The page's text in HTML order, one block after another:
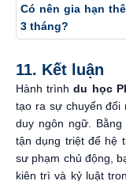
Có nên gia hạn
3 tháng?
11. Kết luận
Hành trìnhdu học
tạo ra sự chuyển
duy ngôn ngữ.
tận dụng triệt để hệ
sư phạm chủ động,
kiên trì và kỷ luật